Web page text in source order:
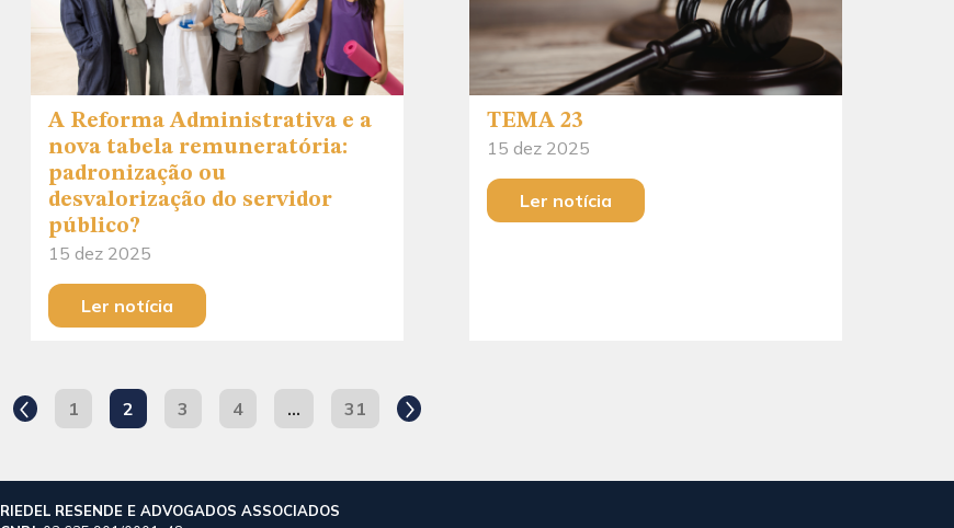
A Reforma Administrativa e a
nova tabela remuneratória:
padronização ou
desvalorização do servidor
público?
15 dez 2025
Ler notícia
TEMA 23
15 dez 2025
Ler notícia
1 2 3 4 … 31
RIEDEL RESENDE E ADVOGADOS ASSOCIADOS